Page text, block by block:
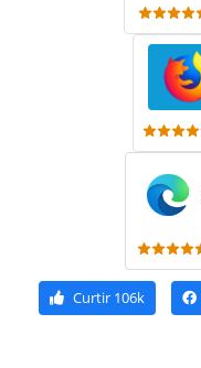
Curtir 106k